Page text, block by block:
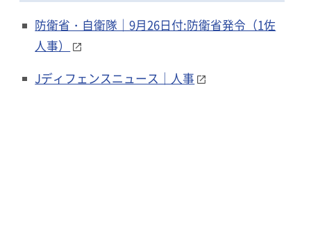
防衛省・自衛隊｜9月26日付:防衛省発令（1佐
人事）
Jディフェンスニュース｜人事